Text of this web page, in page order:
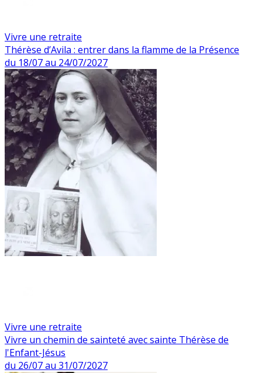
Vivre une retraite
Thérèse d’Avila : entrer dans la flamme de la Présence
du 18/07 au 24/07/2027
Vivre une retraite
Vivre un chemin de sainteté avec sainte Thérèse de
l'Enfant-Jésus
du 26/07 au 31/07/2027